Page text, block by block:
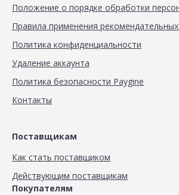
Положение о порядке обработки
Правила применения
Политика конфиденциальности
Удаление аккаунта
Политика безопасности Paygine
Контакты
Поставщикам
Как стать поставщиком
Действующим поставщикам
Покупателям